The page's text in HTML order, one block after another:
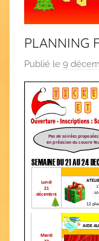
PLANNING
Publié le 9